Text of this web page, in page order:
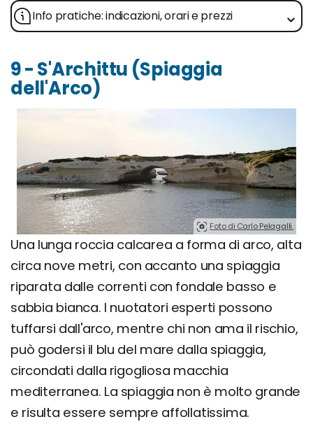
Info pratiche: indicazioni, orari e prezzi
9 - S'Archittu (Spiaggia
dell'Arco)
Foto di Carlo Pelagalli.
Una lunga roccia calcarea a forma di arco, alta
circa nove metri, con accanto una spiaggia
riparata dalle correnti con fondale basso e
sabbia bianca. I nuotatori esperti possono
tuffarsi dall'arco, mentre chi non ama il rischio,
può godersi il blu del mare dalla spiaggia,
circondati dalla rigogliosa macchia
mediterranea. La spiaggia non è molto grande
e risulta essere sempre affollatissima.